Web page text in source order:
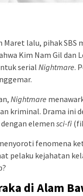
Maret lalu, pihak
Kim Nam Gil dan
serial Nightmare.
Nightmare
kriminal. Drama ini
elemen sci-fi
fenomena
pelaku kejahatan
di Alam